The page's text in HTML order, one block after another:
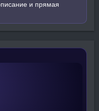
и прямая